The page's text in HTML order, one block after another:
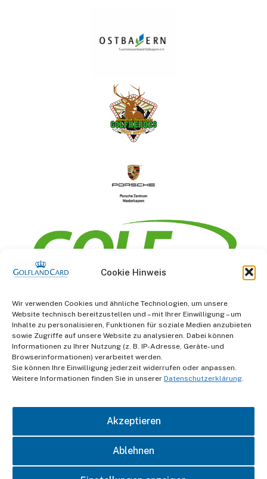
Cookie Hinweis
Wir verwenden Cookies und ähnliche Technologien, um unsere
Website technisch bereitzustellen und – mit Ihrer Einwilligung – um
Inhalte zu personalisieren, Funktionen für soziale Medien anzubieten
sowie Zugriffe auf unsere Website zu analysieren. Dabei können
Informationen zu Ihrer Nutzung (z. B. IP-Adresse, Geräte- und
Browserinformationen) verarbeitet werden.
Sie können Ihre Einwilligung jederzeit widerrufen oder anpassen.
Weitere Informationen finden Sie in unserer Datenschutzerklärung.
Akzeptieren
Ablehnen
Information
AGB
Datenschutz
Impressum
Kontakt